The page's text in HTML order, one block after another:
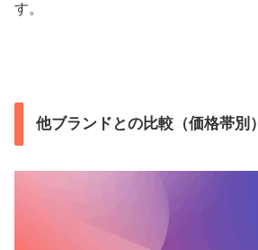
す。
他ブランドとの比較（価格帯別）